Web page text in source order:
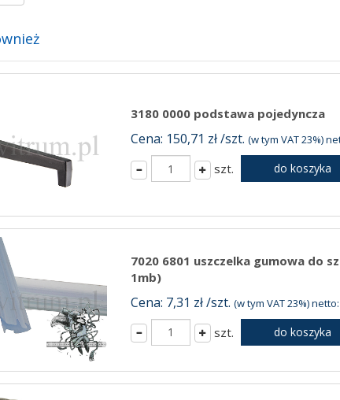
3180 0000 podstawa pojedyncza
Cena: 150,71 zł /szt.(w tym VAT 23%)
szt. do koszyka
7020 6801 uszczelka gumowa do
1mb)
Cena: 7,31 zł /szt.(w tym VAT 23%)
szt. do koszyka